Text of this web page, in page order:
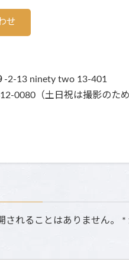
せ
-2-13 ninety two 13-401
0080（土日祝は撮影のた
されることはありません。 *